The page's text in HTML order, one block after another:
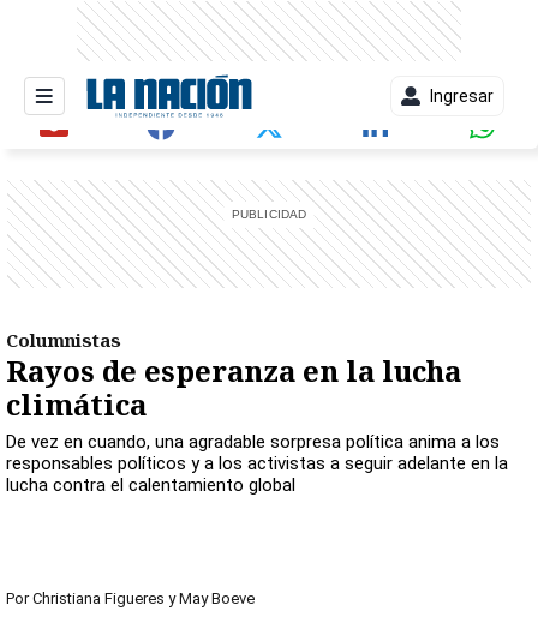
Ingresar
Columnistas
Rayos de esperanza en la lucha
climática
De vez en cuando, una agradable sorpresa política anima a los
responsables políticos y a los activistas a seguir adelante en la
lucha contra el calentamiento global
Por Christiana Figueres y May Boeve